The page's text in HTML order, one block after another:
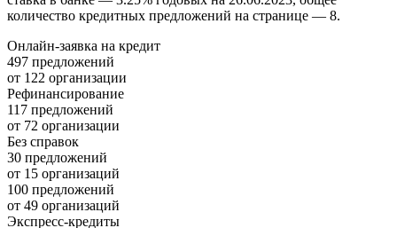
количество кредитных предложений на странице — 8.
Онлайн-заявка на кредит
497 предложений
от 122 организации
Рефинансирование
117 предложений
от 72 организации
Без справок
30 предложений
от 15 организаций
100 предложений
от 49 организаций
Экспресс-кредиты